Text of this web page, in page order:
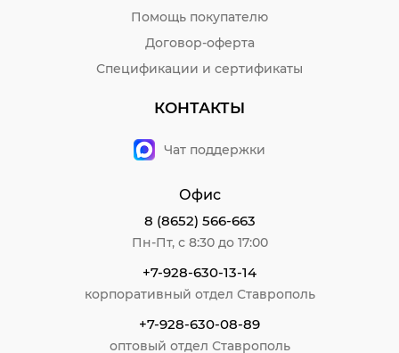
Помощь покупателю
Договор-оферта
Спецификации и сертификаты
КОНТАКТЫ
Чат поддержки
Офис
8 (8652) 566-663
Пн-Пт, с 8:30 до 17:00
+7-928-630-13-14
корпоративный отдел Ставрополь
+7-928-630-08-89
оптовый отдел Ставрополь